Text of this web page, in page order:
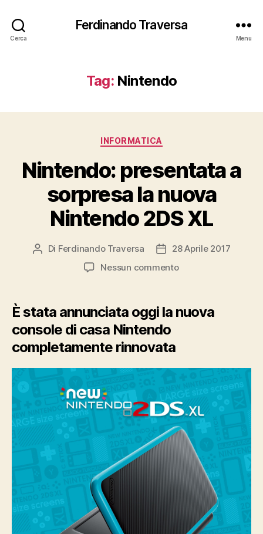
Cerca
Ferdinando Traversa
Menu
Tag: Nintendo
Categorie
INFORMATICA
Nintendo: presentata a
sorpresa la nuova
Nintendo 2DS XL
Autore
Di Ferdinando Traversa
Data28 Aprile 2017
Nessun commentosu
sorpresa
2DS
È stata annunciata oggi la nuova
console di casa Nintendo
completamente rinnovata